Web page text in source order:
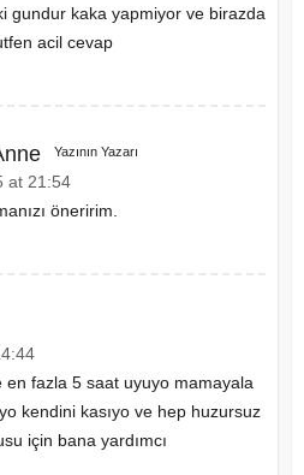
gundur kaka yapmiyor ve birazda
acil cevap
Yazının Yazarı
at 21:54
öneririm.
fazla 5 saat uyuyo mamayala
kendini kasıyo ve hep huzursuz
için bana yardımcı